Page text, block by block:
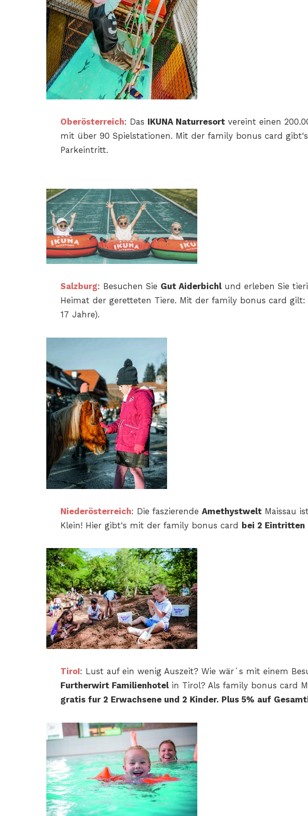
Oberösterreich: Das IKUNA Naturresortvereint einen
mit über 90 Spielstationen. Mit der family bonus card gibt‘s
Parkeintritt.
Salzburg: Besuchen Sie Gut Aiderbichlund erleben Sie
Heimat der geretteten Tiere. Mit der family bonus card gilt:
17 Jahre).
Niederösterreich: Die faszierende AmethystweltMaissau
Klein! Hier gibt‘s mit der family bonus card bei 2 Eintritten
TiroI : Lust auf ein wenig Auszeit? Wie wär´s mit einem
Furtherwirt Familienhotelin Tirol? Als family bonus card
gratis fur 2 Erwachsene und 2 Kinder. Plus 5% auf